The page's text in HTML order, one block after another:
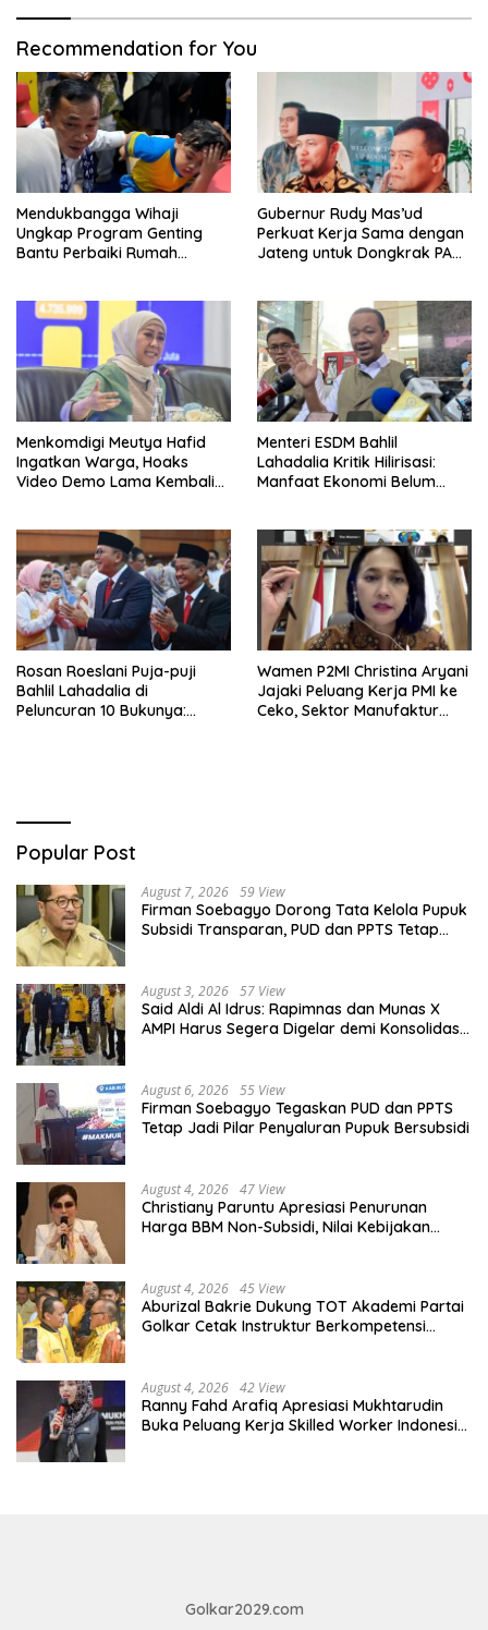
Recommendation for You
Mendukbangga Wihaji
Ungkap Program Genting
Bantu Perbaiki Rumah
Gubernur Rudy Mas’ud
Perkuat Kerja Sama dengan
Jateng untuk Dongkrak PAD
Menkomdigi Meutya Hafid
Ingatkan Warga, Hoaks
Video Demo Lama Kembali
Menteri ESDM Bahlil
Lahadalia Kritik Hilirisasi:
Manfaat Ekonomi Belum
Rosan Roeslani Puja-puji
Bahlil Lahadalia di
Peluncuran 10 Bukunya:
Wamen P2MI Christina Aryani
Jajaki Peluang Kerja PMI ke
Ceko, Sektor Manufaktur
Popular Post
August 7, 2026 59 View
Firman Soebagyo Dorong Tata Kelola Pupuk
Subsidi Transparan, PUD dan PPTS Tetap
August 3, 2026 57 View
Said Aldi Al Idrus: Rapimnas dan Munas X
AMPI Harus Segera Digelar demi Konsolidasi
August 6, 2026 55 View
Firman Soebagyo Tegaskan PUD dan PPTS
Tetap Jadi Pilar Penyaluran Pupuk Bersubsidi
August 4, 2026 47 View
Christiany Paruntu Apresiasi Penurunan
Harga BBM Non-Subsidi, Nilai Kebijakan
August 4, 2026 45 View
Aburizal Bakrie Dukung TOT Akademi Partai
Golkar Cetak Instruktur Berkompetensi
August 4, 2026 42 View
Ranny Fahd Arafiq Apresiasi Mukhtarudin
Buka Peluang Kerja Skilled Worker Indonesia
Golkar2029.com